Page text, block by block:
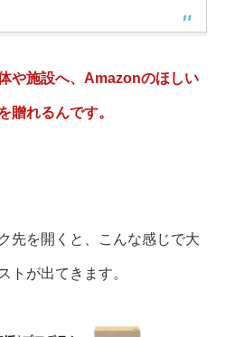
や施設へ、Amazonのほしい
贈れるんです。
先を開くと、こんな感じで大
トが出てきます。